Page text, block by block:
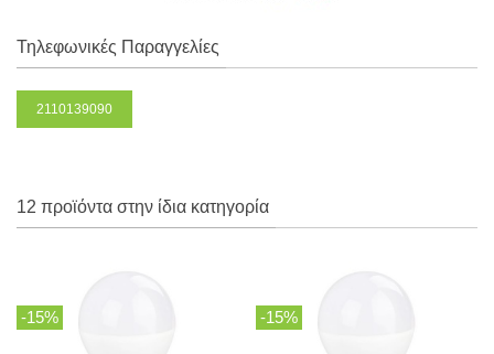
Τηλεφωνικές Παραγγελίες
2110139090
12 προϊόντα στην ίδια κατηγορία
-15% -15%